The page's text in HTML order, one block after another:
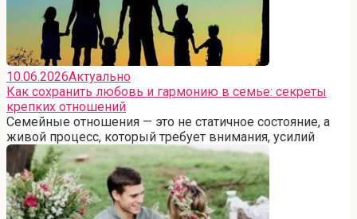
10.06.2026Актуально
Как сохранить любовь и гармонию в семье: секреты
крепких отношений
Семейные отношения — это не статичное состояние, а
живой процесс, который требует внимания, усилий